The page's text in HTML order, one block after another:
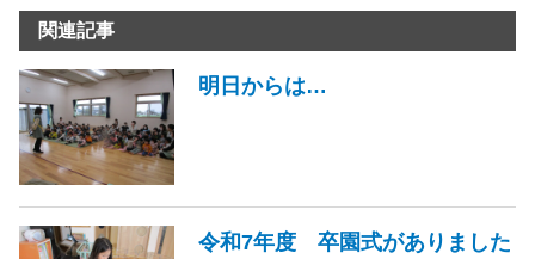
関連記事
明日からは…
令和7年度 卒園式がありました